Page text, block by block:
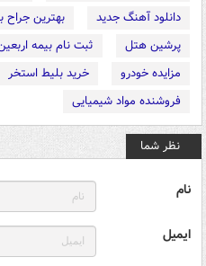
دانلود آهنگ جدید
بهترین جراح
پرشین هتل
ثبت نام بیمه
مزایده خودرو
خرید بلیط استخر
فروشنده مواد شیمیایی
نظر شما
نام
ایمیل